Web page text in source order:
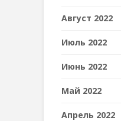
Август 2022
Июль 2022
Июнь 2022
Май 2022
Апрель 2022